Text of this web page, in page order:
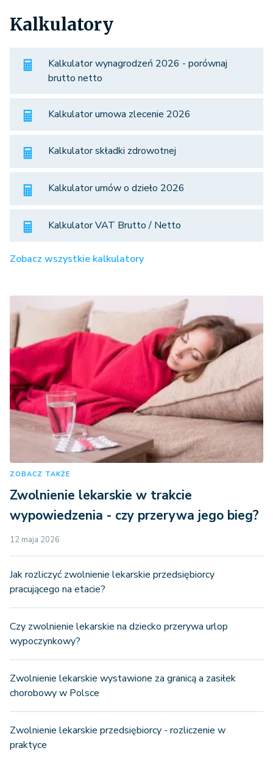
Kalkulatory
Kalkulator wynagrodzeń 2026 - porównaj
brutto netto
Kalkulator umowa zlecenie 2026
Kalkulator składki zdrowotnej
Kalkulator umów o dzieło 2026
Kalkulator VAT Brutto / Netto
Zobacz wszystkie kalkulatory
ZOBACZ TAKŻE
Zwolnienie lekarskie w trakcie
wypowiedzenia - czy przerywa jego bieg?
12 maja 2026
Jak rozliczyć zwolnienie lekarskie przedsiębiorcy
pracującego na etacie?
Czy zwolnienie lekarskie na dziecko przerywa urlop
wypoczynkowy?
Zwolnienie lekarskie wystawione za granicą a zasiłek
chorobowy w Polsce
Zwolnienie lekarskie przedsiębiorcy - rozliczenie w
praktyce